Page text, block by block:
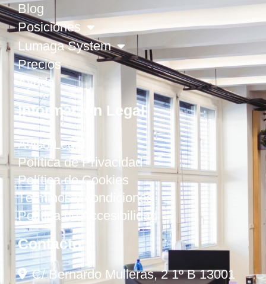
Blog
Posiciones
Lumaga System
Precios
Ayuda
Información Legal
Aviso Legal
Política de Privacidad
Política de Cookies
Términos y condiciones
Política de Accesibilidad
Contacto
C/ Bernardo Mulleras, 2 1º B 13001